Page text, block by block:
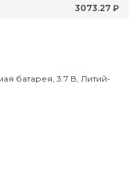
батарея, 3.7 В, Литий-
3073.27 ₽